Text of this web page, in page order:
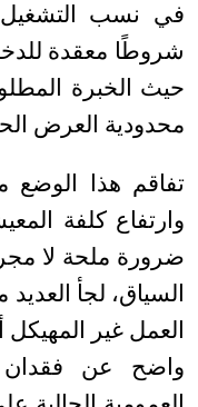
في نسب
شروطًا معقدة
حيث الخبرة
محدودية العرض
تفاقم هذا الوضع
وارتفاع كلفة
ضرورة ملحة لا
السياق، لجأ
العمل غير المهيكل
واضح عن فقدان